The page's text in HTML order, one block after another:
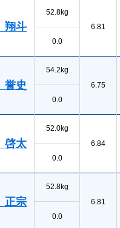
斗
52.8kg
6.81
0.0
史
54.2kg
6.75
0.0
太
52.0kg
6.84
0.0
宗
52.8kg
6.81
0.0